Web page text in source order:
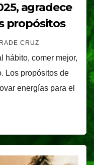
agradece
propósitos
CRUZ
hábito, comer mejor,
Los propósitos de
energías para el